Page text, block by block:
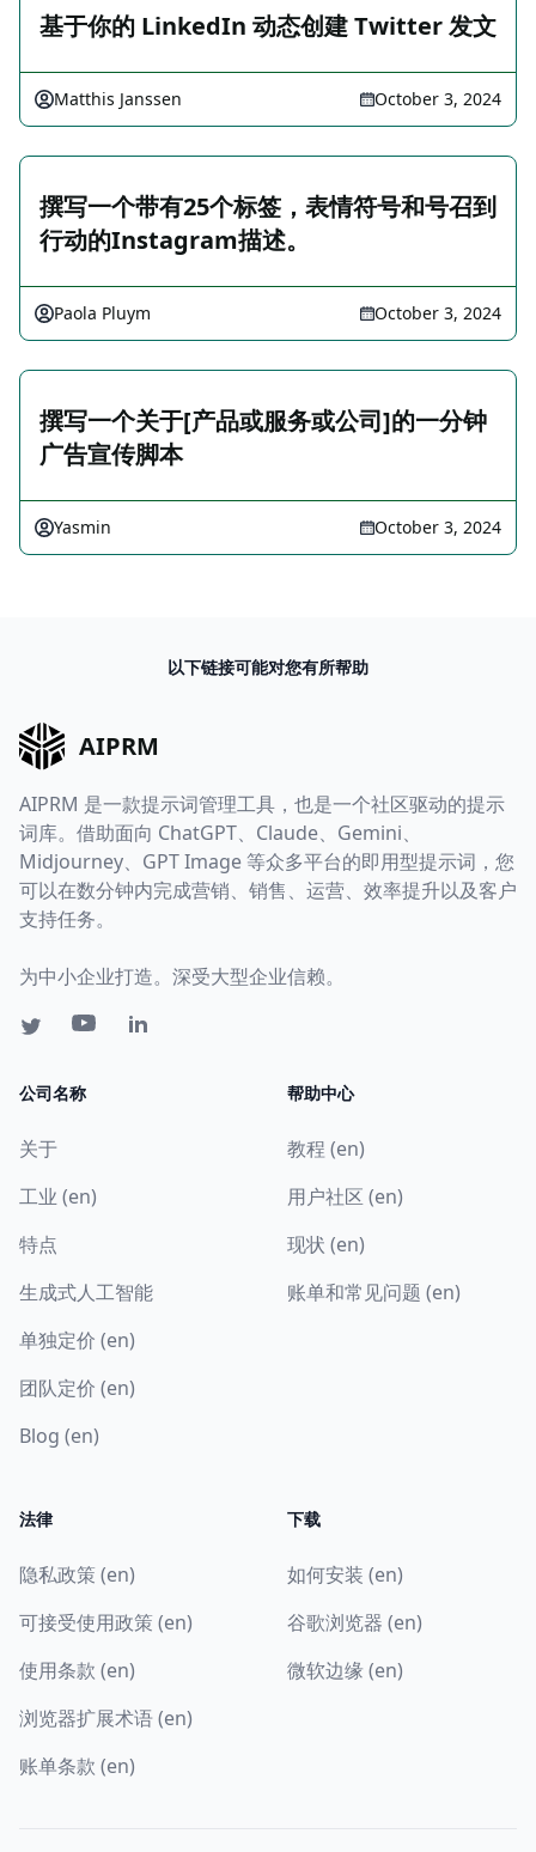
基于你的 LinkedIn 动态创建 Twitter 发文
Matthis Janssen October 3, 2024
撰写一个带有25个标签，表情符号和号召到
行动的Instagram描述。
Paola Pluym October 3, 2024
撰写一个关于[产品或服务或公司]的一分钟
广告宣传脚本
Yasmin October 3, 2024
以下链接可能对您有所帮助
AIPRM
AIPRM 是一款提示词管理工具，也是一个社区驱动的提示
词库。借助面向 ChatGPT、Claude、Gemini、
Midjourney、GPT Image 等众多平台的即用型提示词，您
可以在数分钟内完成营销、销售、运营、效率提升以及客户
支持任务。
为中小企业打造。深受大型企业信赖。
公司名称
关于
工业 (en)
特点
生成式人工智能
单独定价 (en)
团队定价 (en)
Blog (en)
帮助中心
教程 (en)
用户社区 (en)
现状 (en)
账单和常见问题 (en)
法律
隐私政策 (en)
可接受使用政策 (en)
使用条款 (en)
浏览器扩展术语 (en)
账单条款 (en)
下载
如何安装 (en)
谷歌浏览器 (en)
微软边缘 (en)